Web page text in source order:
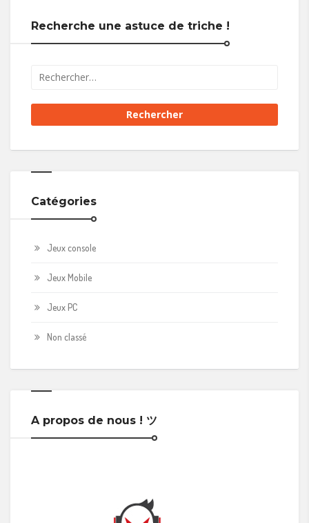
Recherche une astuce de triche !
Catégories
Jeux console
Jeux Mobile
Jeux PC
Non classé
A propos de nous ! ツ